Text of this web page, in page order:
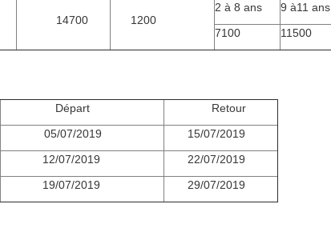
14700 1200
2 à 8 ans
9 à11 ans
7100
11500
Départ
Retour
05/07/2019
15/07/2019
12/07/2019
22/07/2019
19/07/2019 29/07/2019